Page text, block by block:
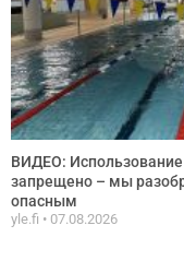
ВИДЕО: Использование
запрещено – мы
опасным
yle.fi 07.08.2026